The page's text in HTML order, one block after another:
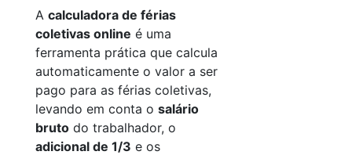
A calculadora de férias
coletivas online é uma
ferramenta prática que calcula
automaticamente o valor a ser
pago para as férias coletivas,
levando em conta o salário
bruto do trabalhador, o
adicional de 1/3 e os